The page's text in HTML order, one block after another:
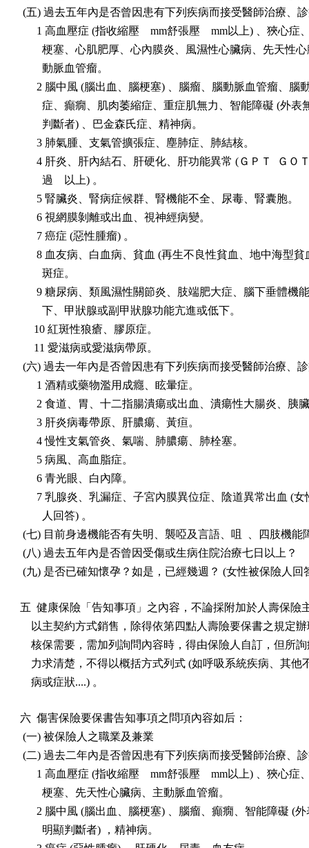
(五) 過去五年內是否曾因患有下列疾病而接受醫師治療、
1 高血壓症 (指收縮壓    mm舒張壓    mm以上) 、狹心症
梗塞、心肌肥厚、心內膜炎、風濕性心臟病、先天性
        動脈血管瘤。
2 腦中風 (腦出血、腦梗塞) 、腦瘤、腦動脈血管瘤、腦
症、癲癇、肌肉萎縮症、重症肌無力、智能障礙 (外表
        判斷者) 、巴金森氏症、精神病。
      3 肺氣腫、支氣管擴張症、塵肺症、肺結核。
4 肝炎、肝內結石、肝硬化、肝功能異常 (ＧＰＴ  ＧＯ
        過    以上) 。
      5 腎臟炎、腎病症候群、腎機能不全、尿毒、腎囊胞。
      6 視網膜剝離或出血、視神經病變。
      7 癌症 (惡性腫瘤) 。
8 血友病、白血病、貧血 (再生不良性貧血、地中海型貧
        斑症。
9 糖尿病、類風濕性關節炎、肢端肥大症、腦下垂體機
        下、甲狀腺或副甲狀腺功能亢進或低下。
     10 紅斑性狼瘡、膠原症。
     11 愛滋病或愛滋病帶原。
(六) 過去一年內是否曾因患有下列疾病而接受醫師治療、
      1 酒精或藥物濫用成癮、眩暈症。
2 食道、胃、十二指腸潰瘍或出血、潰瘍性大腸炎、胰
      3 肝炎病毒帶原、肝膿瘍、黃疸。
      4 慢性支氣管炎、氣喘、肺膿瘍、肺栓塞。
      5 病風、高血脂症。
      6 青光眼、白內障。
7 乳腺炎、乳漏症、子宮內膜異位症、陰道異常出血 (
        人回答) 。
(七) 目前身邊機能否有失明、襲啞及言語、咀  、四肢機能
(八) 過去五年內是否曾因受傷或生病住院治療七日以上？
(九) 是否已確知懷孕？如是，已經幾週？ (女性被保險人回
五  健康保險「告知事項」之內容，不論採附加於人壽保險
以主契約方式銷售，除得依第四點人壽險要保書之規定
核保需要，需加列詢問內容時，得由保險人自訂，但所
力求清楚，不得以概括方式列式 (如呼吸系統疾病、其他
    病或症狀....) 。
六  傷害保險要保書告知事項之問項內容如后：
(一) 被保險人之職業及兼業
(二) 過去二年內是否曾因患有下列疾病而接受醫師治療、
1 高血壓症 (指收縮壓    mm舒張壓    mm以上) 、狹心症
        梗塞、先天性心臟病、主動脈血管瘤。
2 腦中風 (腦出血、腦梗塞) 、腦瘤、癲癇、智能障礙 (
        明顯判斷者) ，精神病。